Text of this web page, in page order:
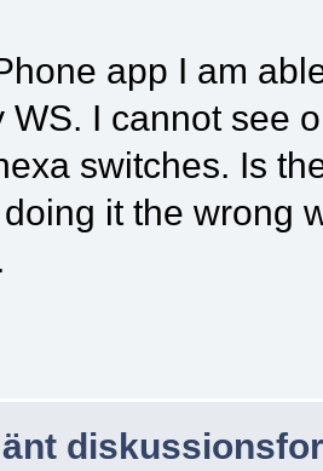
app I am
WS. I cannot see
switches. Is
it the wrong